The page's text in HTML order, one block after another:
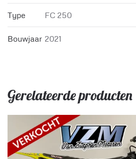
Type FC 250
Bouwjaar 2021
Gerelateerde producten